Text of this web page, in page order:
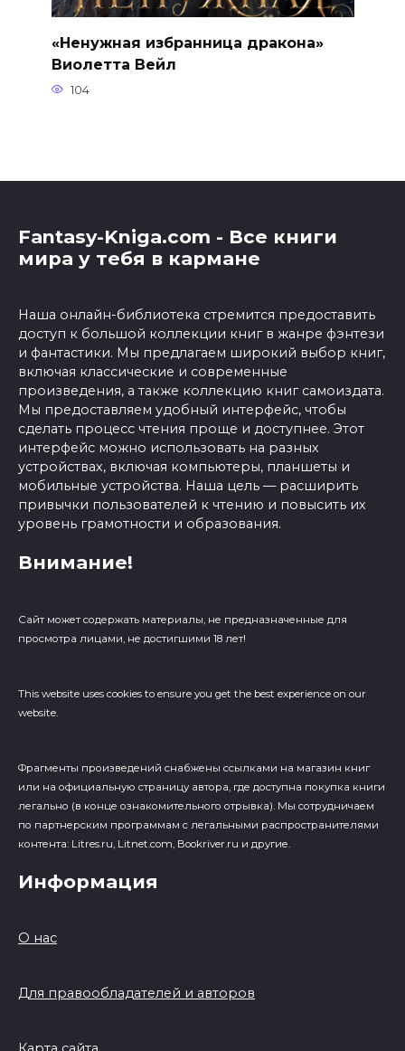
«Ненужная избранница дракона»
Виолетта Вейл
104
Fantasy-Kniga.com - Все книги
мира у тебя в кармане
Наша онлайн-библиотека стремится предоставить
доступ к большой коллекции книг в жанре фэнтези
и фантастики. Мы предлагаем широкий выбор книг,
включая классические и современные
произведения, а также коллекцию книг самоиздата.
Мы предоставляем удобный интерфейс, чтобы
сделать процесс чтения проще и доступнее. Этот
интерфейс можно использовать на разных
устройствах, включая компьютеры, планшеты и
мобильные устройства. Наша цель — расширить
привычки пользователей к чтению и повысить их
уровень грамотности и образования.
Внимание!
Сайт может содержать материалы, не предназначенные для
просмотра лицами, не достигшими 18 лет!
This website uses cookies to ensure you get the best experience on our
website.
Фрагменты произведений cнабжены ссылками на магазин книг
или на официальную страницу автора, где доступна покупка книги
легально (в конце ознакомительного отрывка). Мы сотрудничаем
по партнерским программам с легальными распространителями
контента: Litres.ru, Litnet.com, Bookriver.ru и другие.
Информация
О нас
Для правообладателей и авторов